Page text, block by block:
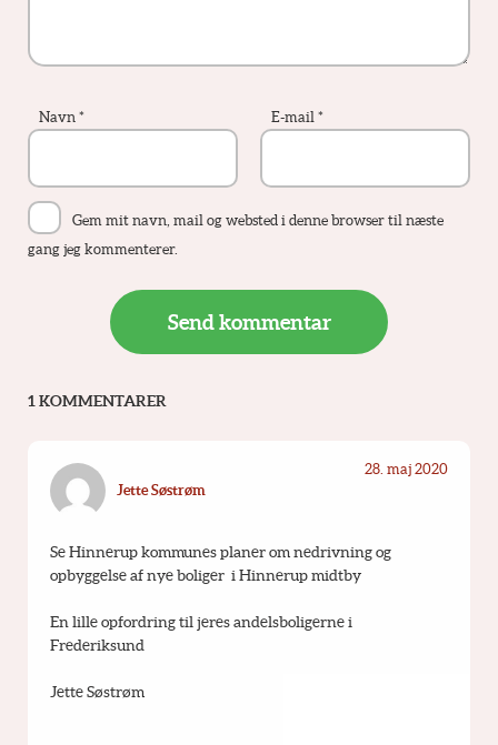
Navn * E-mail *
Gem mit navn, mail og websted i denne browser til næste
gang jeg kommenterer.
1 KOMMENTARER
Jette Søstrøm
28. maj 2020
Se Hinnerup kommunes planer om nedrivning og
opbyggelse af nye boliger  i Hinnerup midtby
En lille opfordring til jeres andelsboligerne i
Frederiksund
Jette Søstrøm